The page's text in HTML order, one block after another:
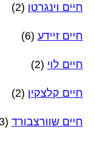
חיים וינגרטן (2)
חיים זיידע (6)
חיים לוי (2)
חיים קלצקין (2)
חיים שוורצבורד (3)